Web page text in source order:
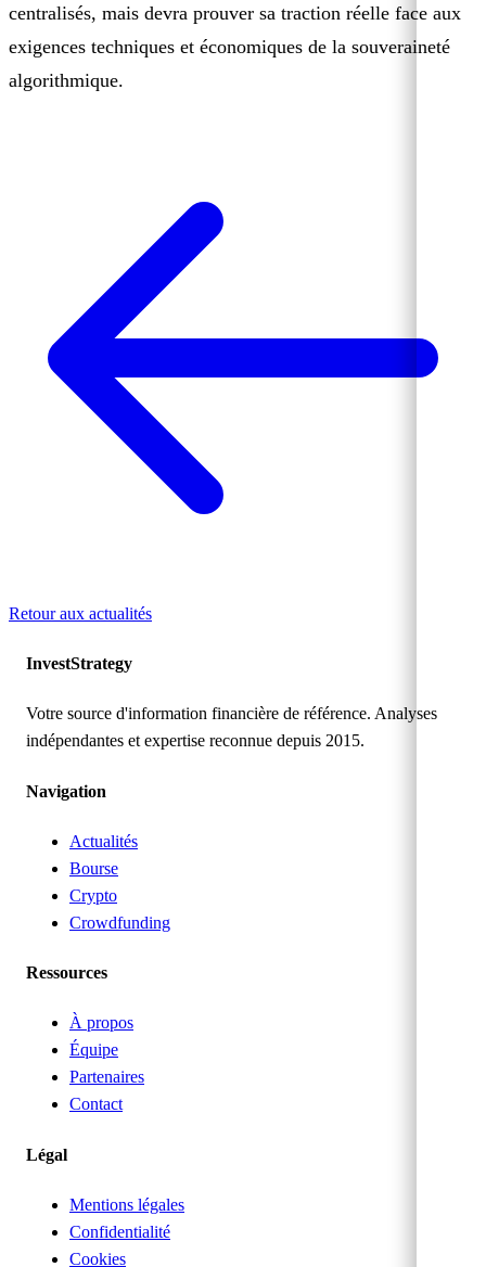
centralisés, mais devra prouver sa traction réelle face aux
exigences techniques et économiques de la souveraineté
algorithmique.
Retour aux actualités
InvestStrategy
Votre source d'information financière de référence. Analyses
indépendantes et expertise reconnue depuis 2015.
Navigation
Actualités
Bourse
Crypto
Crowdfunding
Ressources
À propos
Équipe
Partenaires
Contact
Légal
Mentions légales
Confidentialité
Cookies